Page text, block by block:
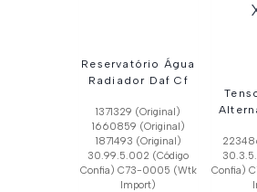
Reservatório Água
Radiador Daf Cf
1371329 (Original)
1660859 (Original)
1871493 (Original)
30.99.5.002 (Código
Confia) C73-0005 (Wtk
Import)
Confia)